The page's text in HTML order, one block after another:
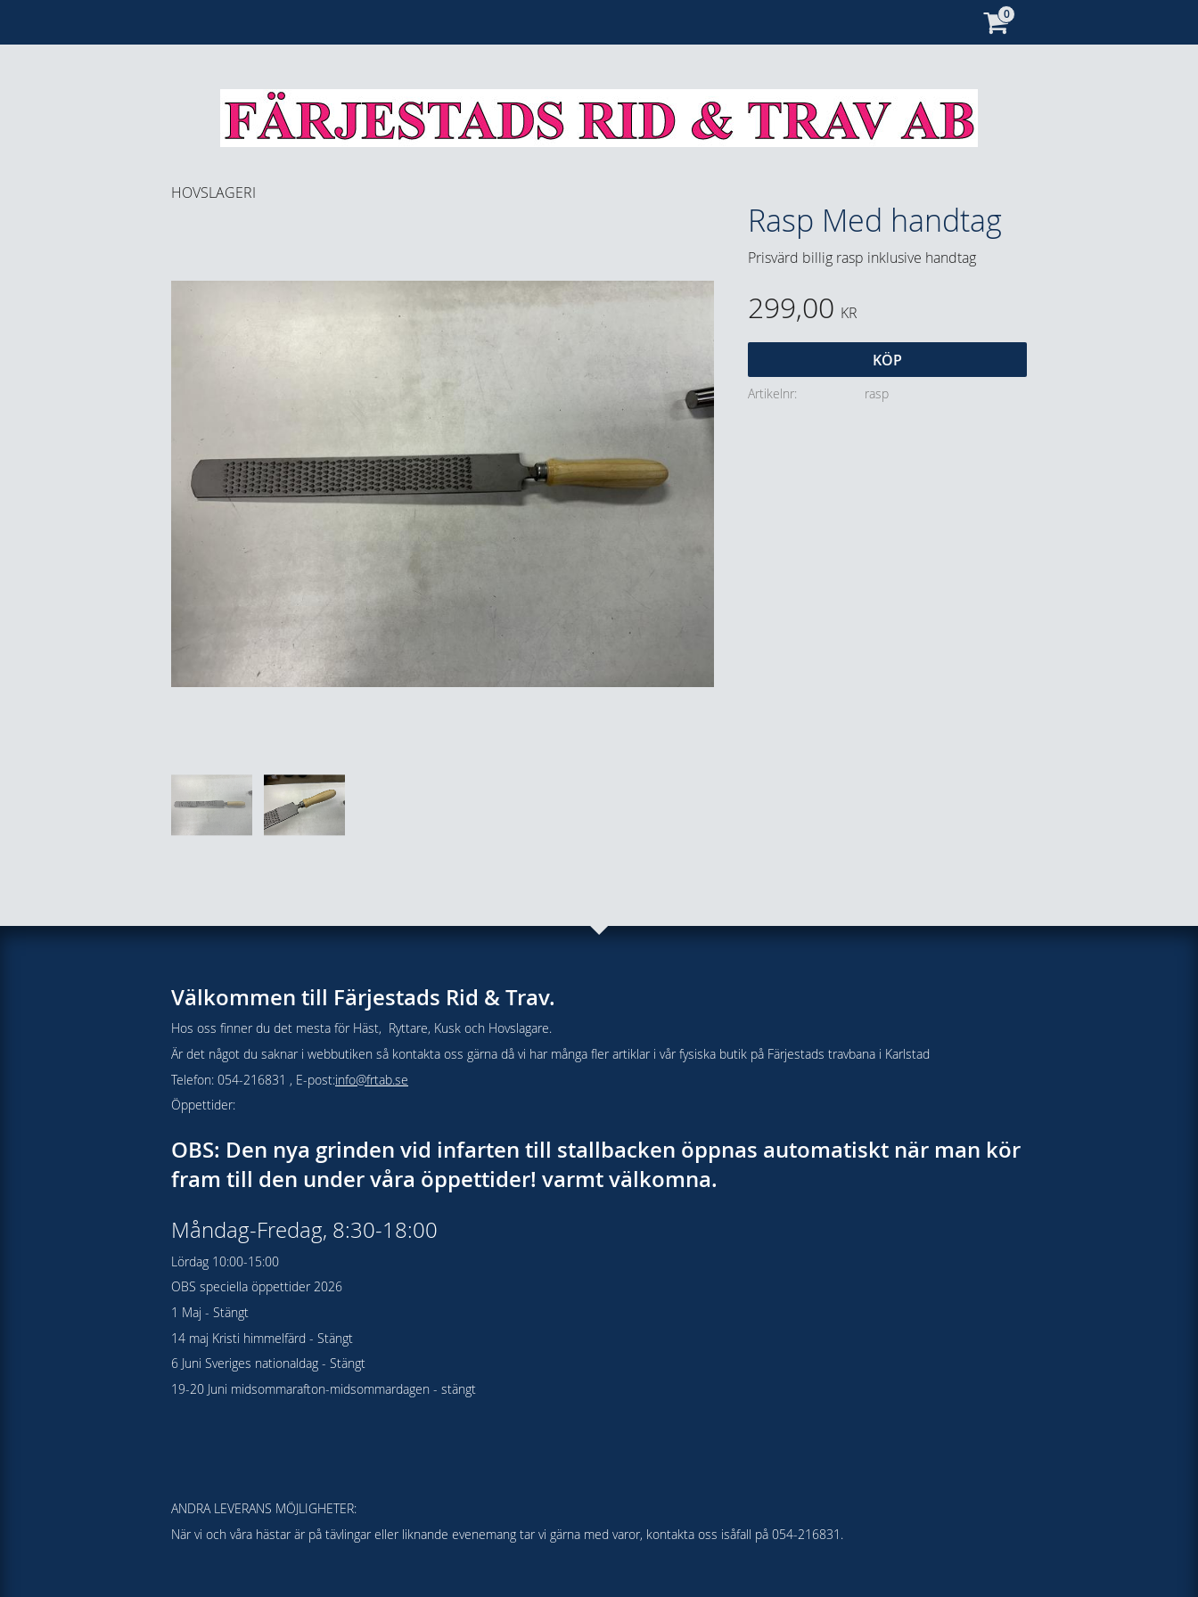
HOVSLAGERI
Rasp Med handtag
Prisvärd billig rasp inklusive handtag
299,00 KR
KÖP
Artikelnr rasp
Välkommen till Färjestads Rid & Trav.
Hos oss finner du det mesta för Häst, Ryttare, Kusk och Hovslagare.
Är det något du saknar i webbutiken så kontakta oss gärna då vi har många fler artiklar i vår fysiska butik på Färjestads travbana i Karlstad
Telefon: 054-216831 , E-post:info@frtab.se
Öppettider:
OBS: Den nya grinden vid infarten till stallbacken öppnas automatiskt när man kör
fram till den under våra öppettider! varmt välkomna.
Måndag-Fredag, 8:30-18:00
Lördag 10:00-15:00
OBS speciella öppettider 2026
1 Maj - Stängt
14 maj Kristi himmelfärd - Stängt
6 Juni Sveriges nationaldag - Stängt
19-20 Juni midsommarafton-midsommardagen - stängt
ANDRA LEVERANS MÖJLIGHETER:
När vi och våra hästar är på tävlingar eller liknande evenemang tar vi gärna med varor, kontakta oss isåfall på 054-216831.